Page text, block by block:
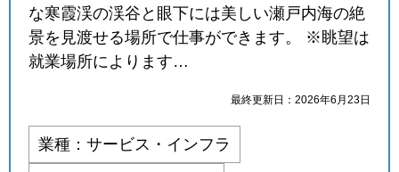
な寒霞渓の渓谷と眼下には美しい瀬戸内海の絶
景を見渡せる場所で仕事ができます。 ※眺望は
就業場所によります…
最終更新日：2026年6月23日
業種：サービス・インフラ